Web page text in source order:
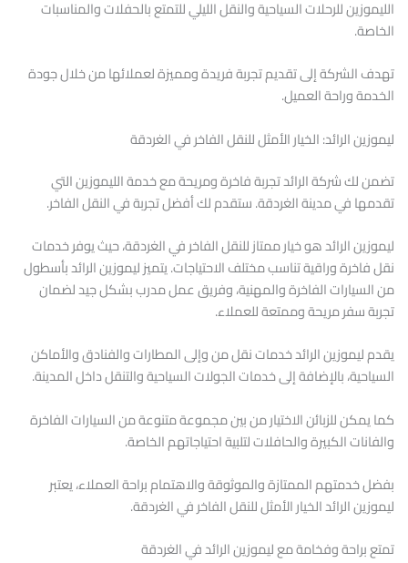
الليموزين للرحلات السياحية والنقل الليلي للتمتع بالحفلات والمناسبات
الخاصة.
تهدف الشركة إلى تقديم تجربة فريدة ومميزة لعملائها من خلال جودة
الخدمة وراحة العميل.
ليموزين الرائد: الخيار الأمثل للنقل الفاخر في الغردقة
تضمن لك شركة الرائد تجربة فاخرة ومريحة مع خدمة الليموزين التي
تقدمها في مدينة الغردقة. ستقدم لك أفضل تجربة في النقل الفاخر.
ليموزين الرائد هو خيار ممتاز للنقل الفاخر في الغردقة، حيث يوفر خدمات
نقل فاخرة وراقية تناسب مختلف الاحتياجات. يتميز ليموزين الرائد بأسطول
من السيارات الفاخرة والمهنية، وفريق عمل مدرب بشكل جيد لضمان
تجربة سفر مريحة وممتعة للعملاء.
يقدم ليموزين الرائد خدمات نقل من وإلى المطارات والفنادق والأماكن
السياحية، بالإضافة إلى خدمات الجولات السياحية والتنقل داخل المدينة.
كما يمكن للزبائن الاختيار من بين مجموعة متنوعة من السيارات الفاخرة
والفانات الكبيرة والحافلات لتلبية احتياجاتهم الخاصة.
بفضل خدمتهم الممتازة والموثوقة والاهتمام براحة العملاء، يعتبر
ليموزين الرائد الخيار الأمثل للنقل الفاخر في الغردقة.
تمتع براحة وفخامة مع ليموزين الرائد في الغردقة